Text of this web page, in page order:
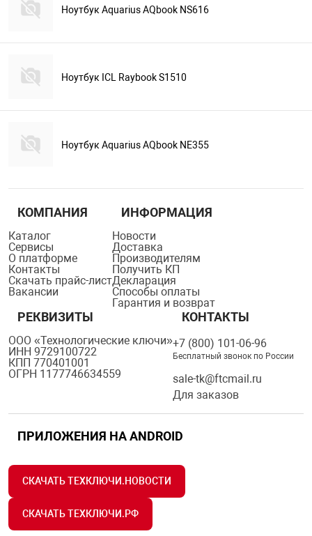
Ноутбук Aquarius AQbook NS616
Ноутбук ICL Raybook S1510
Ноутбук Aquarius AQbook NE355
КОМПАНИЯ
Каталог
Сервисы
О платформе
Контакты
Скачать прайс-лист
Вакансии
ИНФОРМАЦИЯ
Новости
Доставка
Производителям
Получить КП
Декларация
Способы оплаты
Гарантия и возврат
РЕКВИЗИТЫ
ООО «Технологические ключи»
ИНН 9729100722
КПП 770401001
ОГРН 1177746634559
КОНТАКТЫ
+7 (800) 101-06-96
Бесплатный звонок по России
sale-tk@ftcmail.ru
Для заказов
ПРИЛОЖЕНИЯ НА ANDROID
СКАЧАТЬ ТЕХКЛЮЧИ.НОВОСТИ
СКАЧАТЬ ТЕХКЛЮЧИ.РФ